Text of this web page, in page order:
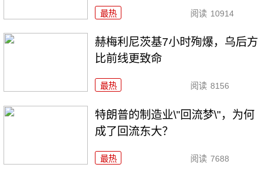
最热 阅读 10914
赫梅利尼茨基7小时殉爆，乌后方
比前线更致命
最热 阅读 8156
特朗普的制造业\"回流梦\"，为何
成了回流东大？
最热 阅读 7688